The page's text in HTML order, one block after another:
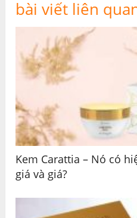
bài viết liên
Kem Carattia – Nó có
giá và giá?